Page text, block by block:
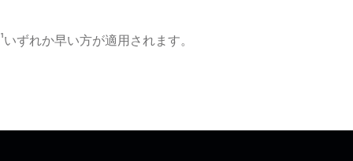
¹いずれか早い方が適用されます。